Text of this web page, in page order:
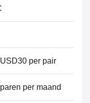
per pair
per maand